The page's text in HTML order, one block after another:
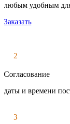
любым удобным
Заказать
2
Согласование
даты и времени
3